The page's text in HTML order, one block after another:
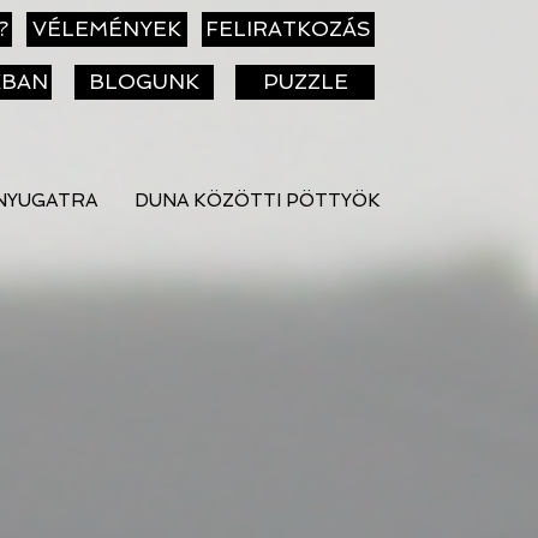
VÉLEMÉNYEK FELIRATKOZÁS
BLOGUNK PUZZLE
DUNA KÖZÖTTI PÖTTYÖK